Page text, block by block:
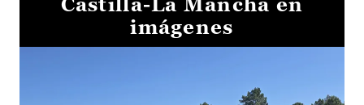
Castilla-La Mancha en
imágenes